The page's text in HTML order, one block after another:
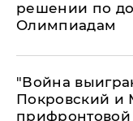
решении по
Олимпиадам
"Война
Покровский и
прифронтовой